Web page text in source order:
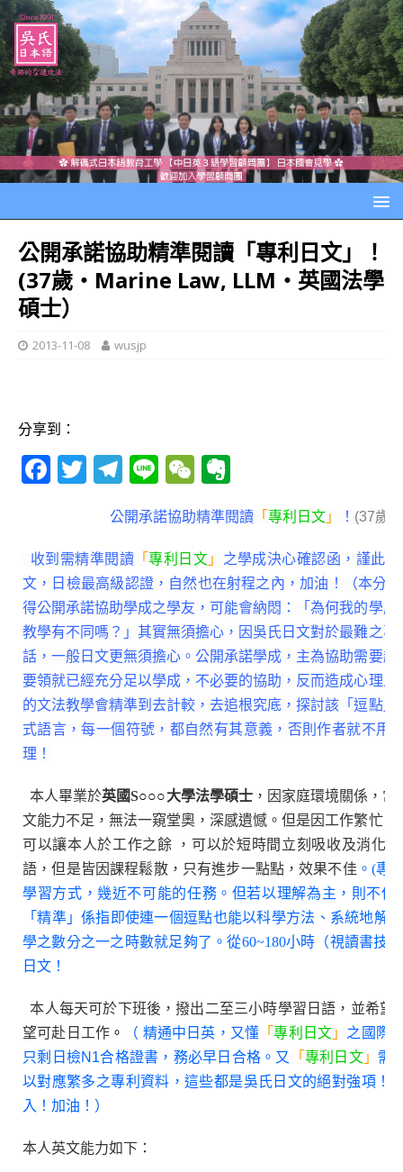
公開承諾協助精準閱讀「專利日文」！
(37歲‧Marine Law, LLM‧英國法學
碩士）
2013-11-08 wusjp
分享到：
F
e
b
o
o
k
T
te
r
T
e
g
ra
m
Li
e
W
C
h
at
e
r
n
o
te
公開承諾協助精準閱讀 「 專利日文」 ！ (37歲‧
收到需精準閱讀 「專利日文 」 之學成決心確認函，謹此
文，日檢最高級認證，自然也在射程之內，加油！（本分
得公開承諾協助學成之學友，可能會納悶：「為何我的學
教學有不同嗎？」其實無須擔心，因吳氏日文對於最難之
話，一般日文更無須擔心。公開承諾學成，主為協助需要
要領就已經充分足以學成，不必要的協助，反而造成心理
的文法教學會精準到去計較，去追根究底，探討該「逗點
式語言，每一個符號，都自然有其意義，否則作者就不用
理！
本人畢業於英國S○○○大學法學碩士，因家庭環境關係，常
文能力不足，無法一窺堂奧，深感遺憾。但是因工作繁忙
可以讓本人於工作之餘 ，可以於短時間立刻吸收及消化
語，但是皆因課程鬆散，只有進步一點點，效果不佳 。(專
學習方式，幾近不可能的任務。但若以理解為主，則不
「精準」係指即使連一個逗點也能以科學方法、系統地解
學之數分之一之時數就足夠了。從60~180小時（視讀書技
日文！
本人每天可於下班後，撥出二至三小時學習日語，並希
望可赴日工作 。 （ 精通中日英，又懂 「專利日文 」 之國際
只剩日檢N1合格證書，務必早日合格。又
「 專利日文 」 需
以對應繁多之專利資料，這些都是吳氏日文的絕對強項！
入！加油！）
本人英文能力如下：